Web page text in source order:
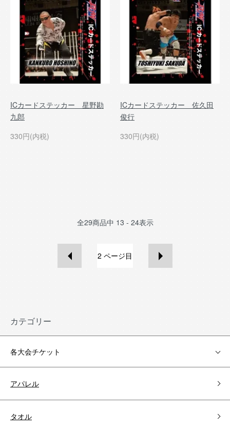
ICカードステッカー 星野勘
九郎
330円(内税)
ICカードステッカー 佐久田
俊行
330円(内税)
全29商品中 13 - 24表示
2 ページ目
カテゴリー
各大会チケット
アパレル
タオル